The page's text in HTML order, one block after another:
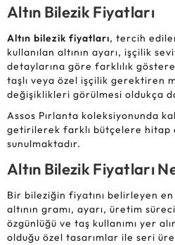
Altın Bilezik Fiyatları
Altın bilezik fiyatları, tercih
kullanılan altının ayarı, işçilik
detaylarına göre farklılık
taşlı veya özel işçilik gerektiren
değişiklikleri görülmesi oldukça
Assos Pırlanta koleksiyonunda
getirilerek farklı bütçelere hitap
sunulmaktadır.
Altın Bilezik Fiyatları
Bir bileziğin fiyatını belirleyen
altının gramı, ayarı, üretim
özgünlüğü ve taş kullanımı yer
olduğu özel tasarımlar ile seri